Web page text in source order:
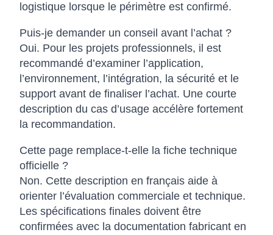
logistique lorsque le périmètre est confirmé.
Puis-je demander un conseil avant l’achat ?
Oui. Pour les projets professionnels, il est
recommandé d’examiner l’application,
l’environnement, l’intégration, la sécurité et le
support avant de finaliser l’achat. Une courte
description du cas d’usage accélère fortement
la recommandation.
Cette page remplace-t-elle la fiche technique
officielle ?
Non. Cette description en français aide à
orienter l’évaluation commerciale et technique.
Les spécifications finales doivent être
confirmées avec la documentation fabricant en